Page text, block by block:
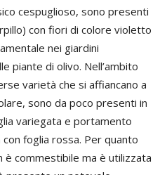
cespuglioso, sono presenti
con fiori di colore violetto
nei giardini
piante di olivo. Nell’ambito
varietà che si affiancano a
sono da poco presenti in
variegata e portamento
foglia rossa. Per quanto
è commestibile ma è utilizzata